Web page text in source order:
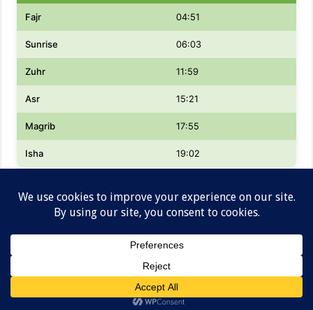
Fajr 04:51
Sunrise 06:03
Zuhr 11:59
Asr 15:21
Magrib 17:55
Isha 19:02
Lowongan kerja dan Informasi Gaji
Analisa Global© Copyright 2026, All Rights Reserved